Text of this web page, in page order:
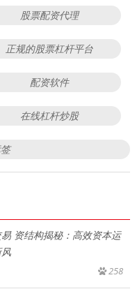
股票配资代理
正规的股票杠杆平台
配资软件
在线杠杆炒股
资结构揭秘：高效资本运
258